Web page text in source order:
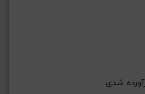
شدی